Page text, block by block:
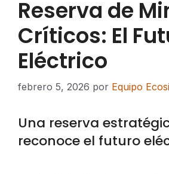
Reserva de
Críticos: El
Eléctrico
febrero 5, 2026 por Equipo
Una reserva
reconoce el futuro